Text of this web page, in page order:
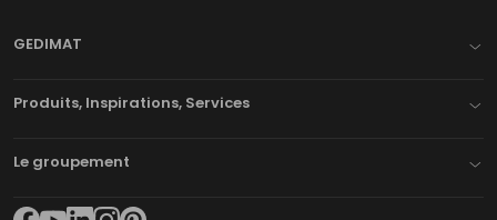
GEDIMAT
Produits, Inspirations, Services
Le groupement